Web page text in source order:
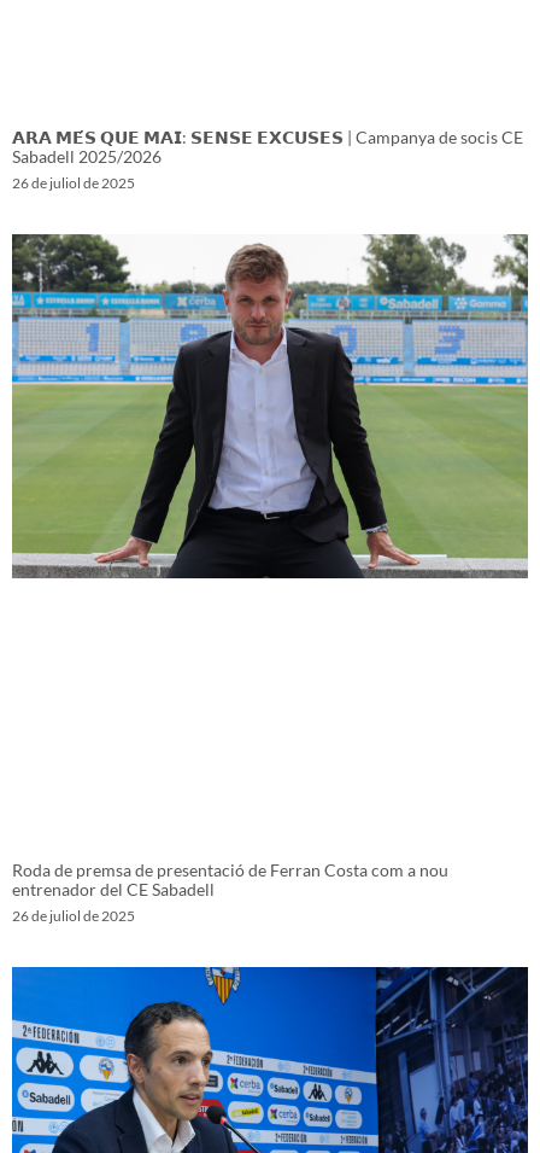
𝗔𝗥𝗔 𝗠𝗘́𝗦 𝗤𝗨𝗘 𝗠𝗔𝗜: 𝗦𝗘𝗡𝗦𝗘 𝗘𝗫𝗖𝗨𝗦𝗘𝗦 | Campanya de socis CE
Sabadell 2025/2026
26 de juliol de 2025
Roda de premsa de presentació de Ferran Costa com a nou
entrenador del CE Sabadell
26 de juliol de 2025